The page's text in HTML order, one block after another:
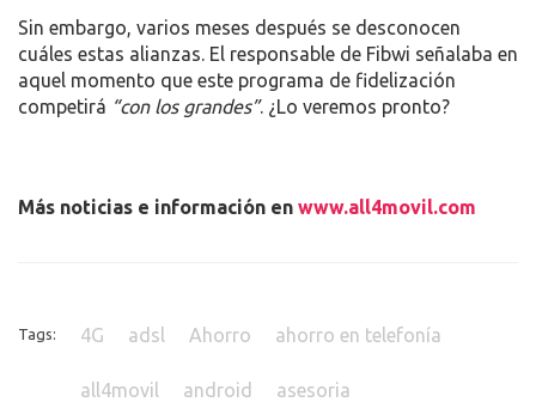
Sin embargo, varios meses después se desconocen
cuáles estas alianzas. El responsable de Fibwi señalaba en
aquel momento que este programa de fidelización
competirá “con los grandes”. ¿Lo veremos pronto?
Más noticias e información en www.all4movil.com
Tags: 4G adsl Ahorro ahorro en telefonía
all4movil android asesoria